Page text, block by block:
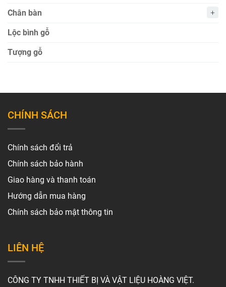
Chân bàn
Lộc bình gỗ
Tượng gỗ
CHÍNH SÁCH
Chính sách đổi trả
Chính sách bảo hành
Giao hàng và thanh toán
Hướng dẫn mua hàng
Chính sách bảo mật thông tin
LIÊN HỆ
CÔNG TY TNHH THIẾT BỊ VÀ VẬT LIỆU HOÀNG VIỆT.